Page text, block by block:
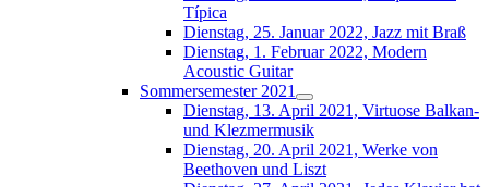
Típica
Dienstag, 25. Januar 2022, Jazz mit Braß
Dienstag, 1. Februar 2022, Modern
Acoustic Guitar
Sommersemester 2021
Dienstag, 13. April 2021, Virtuose Balkan-
und Klezmermusik
Dienstag, 20. April 2021, Werke von
Beethoven und Liszt